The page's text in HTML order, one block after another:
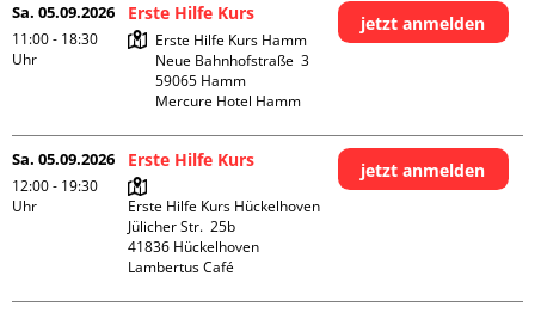
Sa. 05.09.2026
11:00 - 18:30
Uhr
Erste Hilfe Kurs
Erste Hilfe Kurs Hamm
Neue Bahnhofstraße  3
59065 Hamm
Mercure Hotel Hamm
jetzt anmelden
Sa. 05.09.2026
12:00 - 19:30
Uhr
Erste Hilfe Kurs
Erste Hilfe Kurs Hückelhoven
Jülicher Str.  25b
41836 Hückelhoven
Lambertus Café
jetzt anmelden